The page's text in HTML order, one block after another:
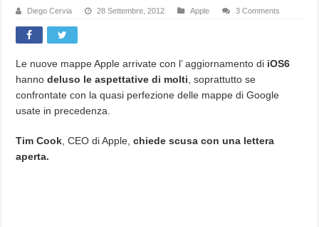
Diego Cervia 28 Settembre, 2012 Apple 3 Comments
Le nuove mappe Apple arrivate con l’ aggiornamento di iOS6
hannodeluso le aspettative di molti , soprattutto se
confrontate con la quasi perfezione delle mappe di Google
usate in precedenza.
Tim Cook , CEO di Apple,chiede scusa con una lettera
aperta.